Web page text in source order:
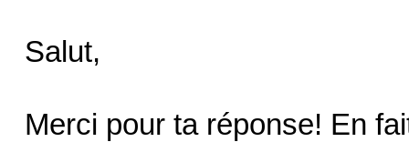
Salut,
Merci pour ta réponse! En